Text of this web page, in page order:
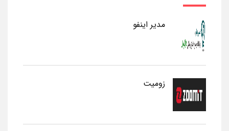
مدیر اینفو
زومیت